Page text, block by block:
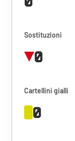
Sostituzioni
0
Cartellini gialli
0